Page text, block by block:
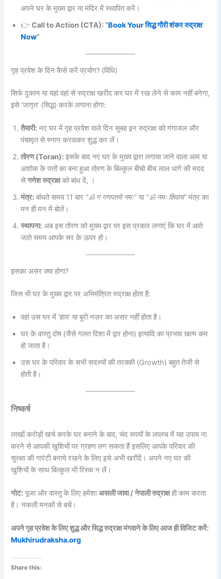
अपने घर के मुख्य द्वार या मंदिर में स्थापित करें।
👉Call to Action (CTA): “Book Your सिद्ध गौरी शंकर रुद्राक्ष
Now“
गृह प्रवेश के दिन कैसे करें प्रयोग? (विधि)
सिर्फ दुकान या यहां वहां से रुद्राक्ष खरीद कर घर में रख लेने से काम नहीं बनेगा,
इसे ‘जागृत’ (सिद्ध) करके लगाना होगा:
तैयारी: नए घर में गृह प्रवेश वाले दिन सुबह इन रुद्राक्ष को गंगाजल और
पंचामृत से स्नान करवाकर शुद्ध कर लें।
तोरण (Toran): इसके बाद नए घर के मुख्य द्वारा लगाया जाने वाला आम या
अशोक के पत्तों का बना हुआ तोरण के बिल्कुल बीचो बीच लाल धागे की मदद
सेगणेश रुद्राक्षको बांध दें, ।
मंत्र: बांधते समय 11 बार “ॐ गं गणपतये नमः” या “ॐ नमः शिवाय” मंत्र का
मन ही मन में बोलें।
स्थापना: अब इस तोरण को मुख्य द्वार पर इस प्रकार लगाएं कि घर में आते
जाते समय आपके सर के ऊपर हो।
इसका असर क्या होगा?
जिस भी घर के मुख्य द्वार पर अभिमंत्रित रुद्राक्ष होता है:
वहां उस घर में ‘हाय’ या बुरी नज़र का असर नहीं होता है।
घर के वास्तु दोष (जैसे गलत दिशा में द्वार होना) इत्यादि का प्रभाव खत्म कम
हो जाता है।
उस घर के परिवार के सभी सदस्यों की तरक्की (Growth) बहुत तेजी से
होती है।
निष्कर्ष
लाखों करोड़ों खर्च करके घर बनाने के बाद, चंद रुपयों के लालच में यह उपाय ना
करने से आपकी खुशियों पर ग्रहण लग सकता हैं इसलिए आपके परिवार की
सुरक्षा की गारंटी बनाये रखने के लिए इसे अभी खरीदें। अपने नए घर की
खुशियों के साथ बिल्कुल भी रिस्क न लें।
नोट: पूजा और वास्तु के लिए हमेशाअसली जावा / नेपाली रुद्राक्षही काम करता
है। नकली मनकों से बचें।
अपने गृह प्रवेश के लिए शुद्ध और सिद्ध रुद्राक्ष मंगवाने के लिए आज ही विजिट करें:
Mukhirudraksha.org
Share this: